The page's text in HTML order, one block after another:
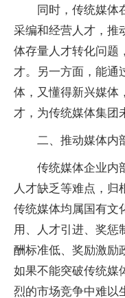
同时，传统媒体
采编和经营人才，推
体存量人才转化问题
才。另一方面，能通
体，又懂得新兴媒体
才，为传统媒体集团
二、推动媒体内
传统媒体企业内
人才缺乏等难点，归
传统媒体均属国有文
用、人才引进、奖惩
酬标准低、奖励激励
如果不能突破传统媒
烈的市场竞争中难以